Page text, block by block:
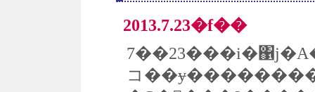
2013.7.23�f��